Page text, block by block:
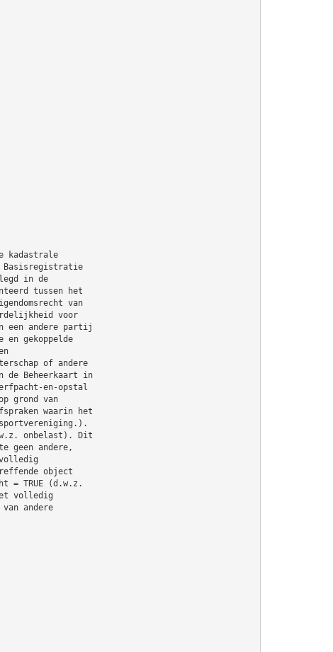
kadastrale
Basisregistratie
in de
tussen het
van
voor
een andere partij
gekoppelde
of andere
de Beheerkaart in
en-opstal
grond van
waarin het
onbelast). Dit
geen andere,
object
= TRUE (d.w.z.
volledig
andere